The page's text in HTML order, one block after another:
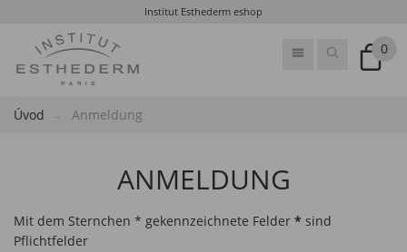
Institut Esthederm eshop
0
Úvod Anmeldung
ANMELDUNG
Mit dem Sternchen * gekennzeichnete Felder * sind
Pflichtfelder